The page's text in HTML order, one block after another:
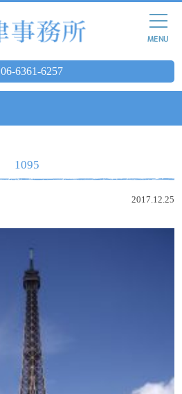
06-6361-6257
1095
2017.12.25